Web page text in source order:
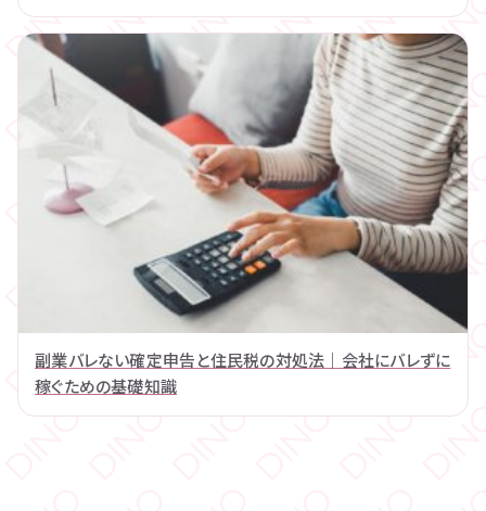
副業バレない確定申告と住民税の対処法｜会社にバレずに
稼ぐための基礎知識